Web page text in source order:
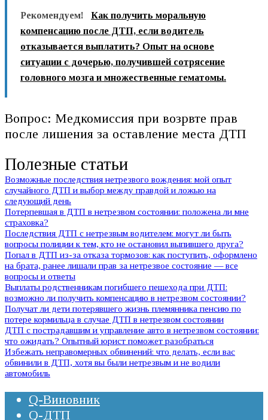
Рекомендуем!
Как получить моральную
компенсацию после ДТП, если водитель
отказывается выплатить? Опыт на основе
ситуации с дочерью, получившей сотрясение
головного мозга и множественные гематомы.
Вопрос: Медкомиссия при возрвте прав
после лишения за оставление места ДТП
Полезные статьи
Возможные последствия нетрезвого вождения: мой опыт
случайного ДТП и выбор между правдой и ложью на
следующий день
Потерпевшая в ДТП в нетрезвом состоянии: положена ли мне
страховка?
Последствия ДТП с нетрезвым водителем: могут ли быть
вопросы полиции к тем, кто не остановил выпившего друга?
Попал в ДТП из-за отказа тормозов: как поступить, оформлено
на брата, ранее лишали прав за нетрезвое состояние — все
вопросы и ответы
Выплаты родственникам погибшего пешехода при ДТП:
возможно ли получить компенсацию в нетрезвом состоянии?
Получат ли дети потерявшего жизнь племянника пенсию по
потере кормильца в случае ДТП в нетрезвом состоянии
ДТП с пострадавшим и управление авто в нетрезвом состоянии:
что ожидать? Опытный юрист поможет разобраться
Избежать неправомерных обвинений: что делать, если вас
обвинили в ДТП, хотя вы были нетрезвым и не водили
автомобиль
Q-Виновник
Q-ДТП